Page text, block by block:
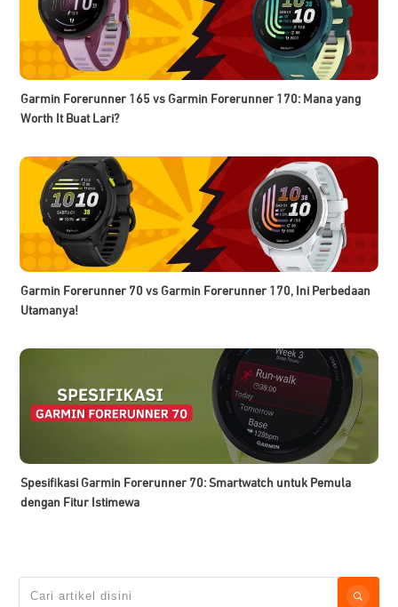
Garmin Forerunner 165 vs Garmin Forerunner 170: Mana yang
Worth It Buat Lari?
Garmin Forerunner 70 vs Garmin Forerunner 170, Ini Perbedaan
Utamanya!
Spesifikasi Garmin Forerunner 70: Smartwatch untuk Pemula
dengan Fitur Istimewa